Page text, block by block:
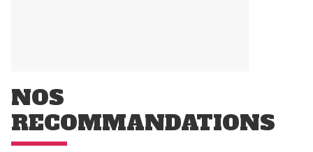
NOS
RECOMMANDATIONS